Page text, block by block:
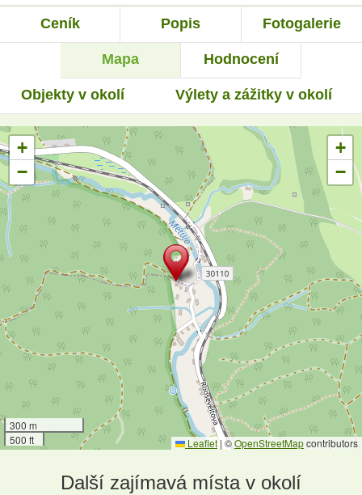
Ceník Popis Fotogalerie
Mapa Hodnocení
Objekty v okolí Výlety a zážitky v okolí
+
−
+
−
300 m
500 ft
Leaflet | ©OpenStreetMapcontributors
Další zajímavá místa v okolí